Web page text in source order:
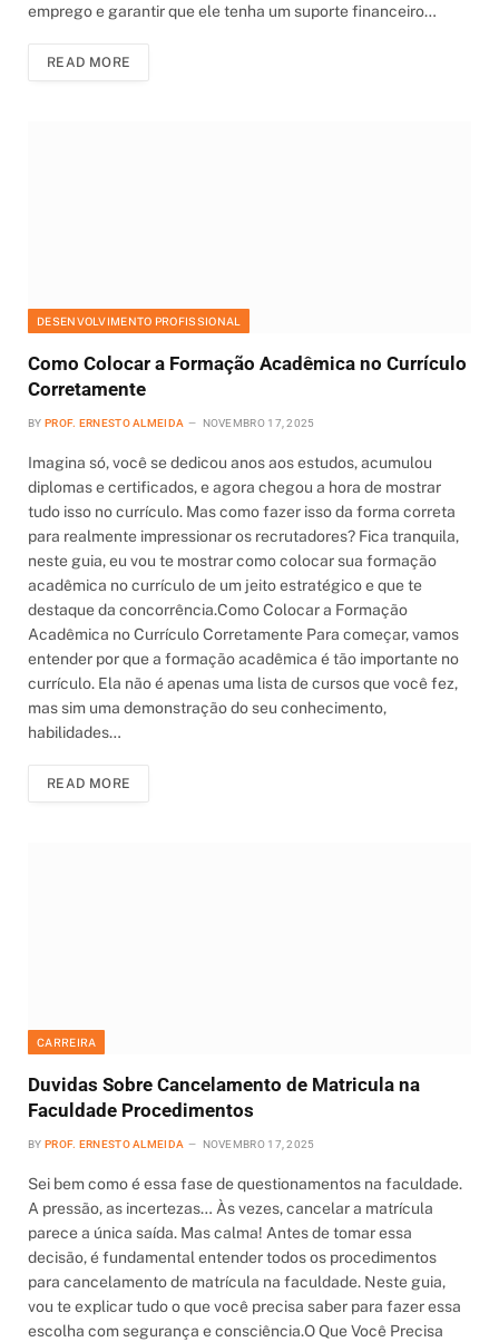
emprego e garantir que ele tenha um suporte financeiro…
READ MORE
DESENVOLVIMENTO PROFISSIONAL
Como Colocar a Formação Acadêmica no Currículo
Corretamente
BY PROF. ERNESTO ALMEIDA NOVEMBRO 17, 2025
Imagina só, você se dedicou anos aos estudos, acumulou
diplomas e certificados, e agora chegou a hora de mostrar
tudo isso no currículo. Mas como fazer isso da forma correta
para realmente impressionar os recrutadores? Fica tranquila,
neste guia, eu vou te mostrar como colocar sua formação
acadêmica no currículo de um jeito estratégico e que te
destaque da concorrência.Como Colocar a Formação
Acadêmica no Currículo Corretamente Para começar, vamos
entender por que a formação acadêmica é tão importante no
currículo. Ela não é apenas uma lista de cursos que você fez,
mas sim uma demonstração do seu conhecimento,
habilidades…
READ MORE
CARREIRA
Duvidas Sobre Cancelamento de Matricula na
Faculdade Procedimentos
BY PROF. ERNESTO ALMEIDA NOVEMBRO 17, 2025
Sei bem como é essa fase de questionamentos na faculdade.
A pressão, as incertezas… Às vezes, cancelar a matrícula
parece a única saída. Mas calma! Antes de tomar essa
decisão, é fundamental entender todos os procedimentos
para cancelamento de matrícula na faculdade. Neste guia,
vou te explicar tudo o que você precisa saber para fazer essa
escolha com segurança e consciência.O Que Você Precisa